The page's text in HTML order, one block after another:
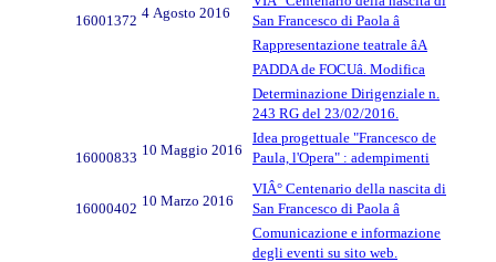
16001372 4 Agosto 2016
San Francesco di Paola â
Rappresentazione teatrale âA
PADDA de FOCUâ. Modifica
Determinazione Dirigenziale n.
243 RG del 23/02/2016.
16000833 10 Maggio 2016
Idea progettuale "Francesco de
Paula, l'Opera" : adempimenti
16000402 10 Marzo 2016
VIÂ° Centenario della nascita di
San Francesco di Paola â
Comunicazione e informazione
degli eventi su sito web.